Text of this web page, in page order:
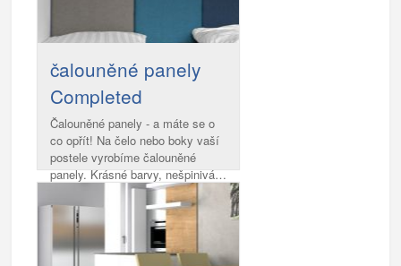
čalouněné panely
Completed
Čalouněné panely - a máte se o
co opřít! Na čelo nebo boky vaší
postele vyrobíme čalouněné
panely. Krásné barvy, nešpinivá…